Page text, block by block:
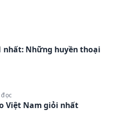
nhất: Những huyền thoại
Việt Nam giỏi nhất